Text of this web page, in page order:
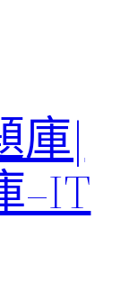
庫|
–IT